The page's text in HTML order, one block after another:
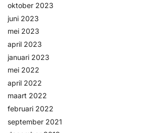
oktober 2023
juni 2023
mei 2023
april 2023
januari 2023
mei 2022
april 2022
maart 2022
februari 2022
september 2021